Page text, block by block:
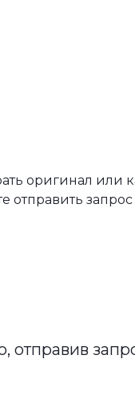
оригинал или
отправить
отправив